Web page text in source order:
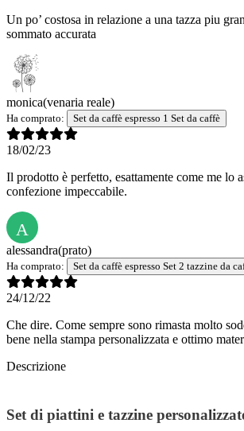
Un po’ costosa in relazione a una tazza piu
sommato accurata
monica(venaria reale)
Ha comprato: Set da caffè espresso 1 Set da caffè
18/02/23
Il prodotto è perfetto, esattamente come me lo
confezione impeccabile.
A
alessandra(prato)
Ha comprato: Set da caffè espresso Set 2 tazzine da
24/12/22
Che dire. Come sempre sono rimasta molto
bene nella stampa personalizzata e ottimo
Descrizione
Set di piattini e tazzine